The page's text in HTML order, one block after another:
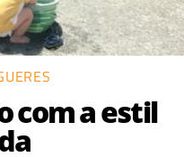
com a estil